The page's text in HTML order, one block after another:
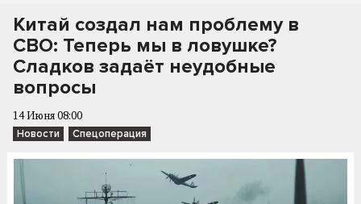
Китай создал нам проблему в
СВО: Теперь мы в ловушке?
Сладков задаёт неудобные
вопросы
14 Июня 08:00
Новости Спецоперация